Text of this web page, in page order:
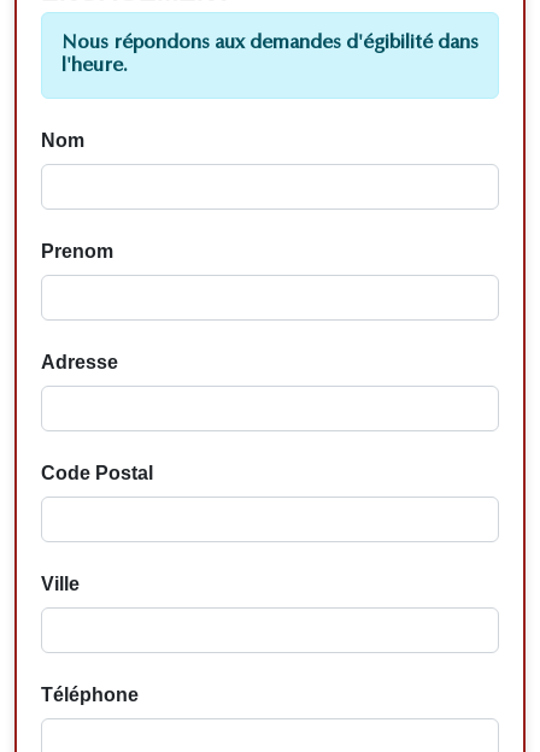
Nous répondons aux demandes d'égibilité dans
l'heure.
Nom
Prenom
Adresse
Code Postal
Ville
Téléphone